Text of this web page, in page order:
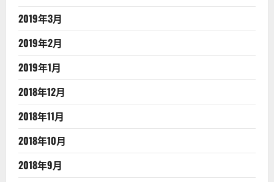
2019年3月
2019年2月
2019年1月
2018年12月
2018年11月
2018年10月
2018年9月